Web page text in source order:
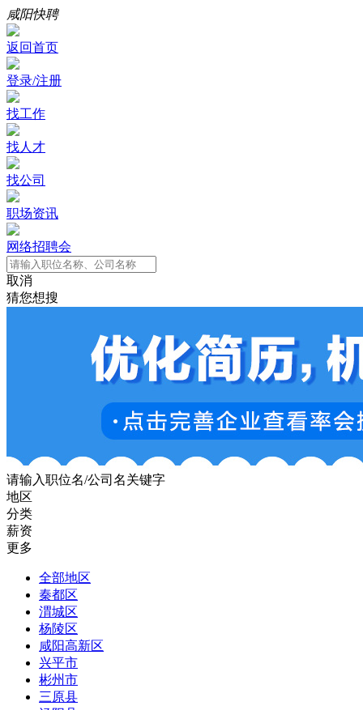
咸阳快聘
返回首页
登录/注册
找工作
找人才
找公司
职场资讯
网络招聘会
取消
猜您想搜
请输入职位名/公司名关键字
地区
分类
薪资
更多
全部地区
秦都区
渭城区
杨陵区
咸阳高新区
兴平市
彬州市
三原县